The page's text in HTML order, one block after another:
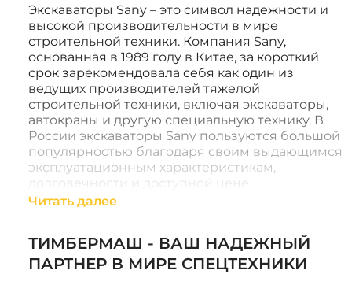
Экскаваторы Sany – это символ надежности и
высокой производительности в мире
строительной техники. Компания Sany,
основанная в 1989 году в Китае, за короткий
срок зарекомендовала себя как один из
ведущих производителей тяжелой
строительной техники, включая экскаваторы,
автокраны и другую специальную технику. В
России экскаваторы Sany пользуются большой
популярностью благодаря своим выдающимся
эксплуатационным характеристикам,
долговечности и доступной цене.
Модельный ряд экскаваторов Sany
экскаваторов Sany выделяются:
Sany SY55C– компактный экскаватор,
Читать далее
ТИМБЕРМАШ - ВАШ НАДЕЖНЫЙ
ПАРТНЕР В МИРЕ СПЕЦТЕХНИКИ